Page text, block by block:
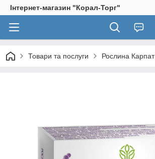
Інтернет-магазин "Корал-Торг"
Товари та послуги Рослина Карпат